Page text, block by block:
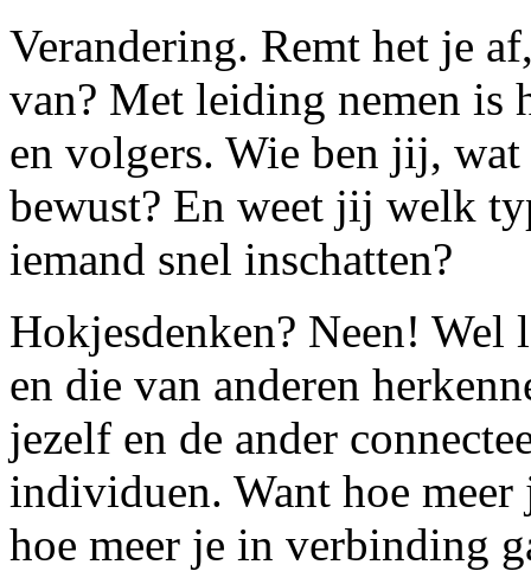
Verandering. Remt het je
van? Met leiding nemen is
en volgers. Wie ben jij,
bewust? En weet jij welk
iemand snel inschatten?
Hokjesdenken? Neen! Wel
en die van anderen
jezelf en de ander
individuen. Want hoe meer
hoe meer je in verbinding